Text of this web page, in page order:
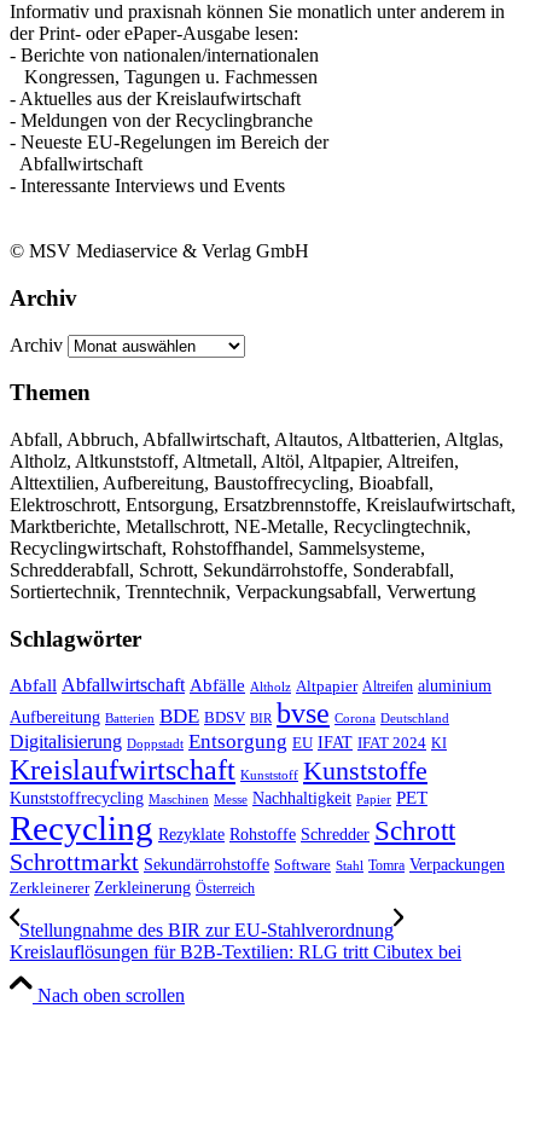
Informativ und praxisnah können Sie monatlich unter anderem in
der Print- oder ePaper-Ausgabe lesen:
- Berichte von nationalen/internationalen
Kongressen, Tagungen u. Fachmessen
- Aktuelles aus der Kreislaufwirtschaft
- Meldungen von der Recyclingbranche
- Neueste EU-Regelungen im Bereich der
Abfallwirtschaft
- Interessante Interviews und Events
© MSV Mediaservice & Verlag GmbH
Archiv
Archiv
Themen
Abfall, Abbruch, Abfallwirtschaft, Altautos, Altbatterien, Altglas,
Altholz, Altkunststoff, Altmetall, Altöl, Altpapier, Altreifen,
Alttextilien, Aufbereitung, Baustoffrecycling, Bioabfall,
Elektroschrott, Entsorgung, Ersatzbrennstoffe, Kreislaufwirtschaft,
Marktberichte, Metallschrott, NE-Metalle, Recyclingtechnik,
Recyclingwirtschaft, Rohstoffhandel, Sammelsysteme,
Schredderabfall, Schrott, Sekundärrohstoffe, Sonderabfall,
Sortiertechnik, Trenntechnik, Verpackungsabfall, Verwertung
Schlagwörter
Abfall Abfallwirtschaft Abfälle Altholz Altpapier Altreifen aluminium
Aufbereitung Batterien BDE BDSV BIR bvse Corona Deutschland
Digitalisierung Doppstadt Entsorgung EU IFAT IFAT 2024 KI
Kreislaufwirtschaft Kunststoff Kunststoffe
Kunststoffrecycling Maschinen Messe Nachhaltigkeit Papier PET
Recycling Rezyklate Rohstoffe Schredder Schrott
Schrottmarkt Sekundärrohstoffe Software Stahl Tomra Verpackungen
Zerkleinerer Zerkleinerung Österreich
Stellungnahme des BIR zur EU-Stahlverordnung
Kreislauflösungen für B2B-Textilien: RLG tritt Cibutex bei
Nach oben scrollen